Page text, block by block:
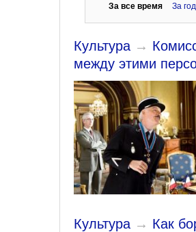
За все время За год
Культура →
между этими
Культура → Как